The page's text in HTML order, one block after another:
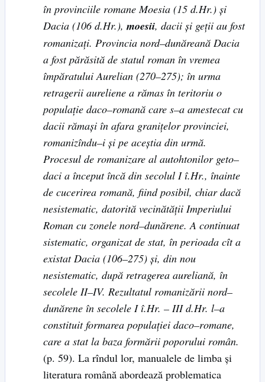
în provinciile romane Moesia (15 d.Hr.) şi
Dacia (106 d.Hr.), moesii, dacii şi geţii au fost
romanizaţi. Provincia nord–dunăreană Dacia
a fost părăsită de statul roman în vremea
împăratului Aurelian (270–275); în urma
retragerii aureliene a rămas în teritoriu o
populaţie daco–romană care s–a amestecat cu
dacii rămaşi în afara graniţelor provinciei,
romanizîndu–i şi pe aceştia din urmă.
Procesul de romanizare al autohtonilor geto–
daci a început încă din secolul I î.Hr., înainte
de cucerirea romană, fiind posibil, chiar dacă
nesistematic, datorită vecinătăţii Imperiului
Roman cu zonele nord–dunărene. A continuat
sistematic, organizat de stat, în perioada cît a
existat Dacia (106–275) şi, din nou
nesistematic, după retragerea aureliană, în
secolele II–IV. Rezultatul romanizării nord–
dunărene în secolele I î.Hr. – III d.Hr. l–a
constituit formarea populaţiei daco–romane,
care a stat la baza formării poporului român.
(p. 59). La rîndul lor, manualele de limba şi
literatura română abordează problematica